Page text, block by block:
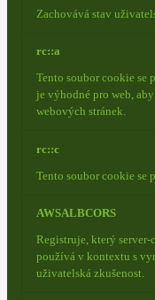
Zachovává stav
rc::a
Tento soubor cookie se
je výhodné pro web,
webových stránek.
rc::c
Tento soubor cookie se
AWSALBCORS
Registruje, který server-
používá v kontextu s
uživatelská zkušenost.